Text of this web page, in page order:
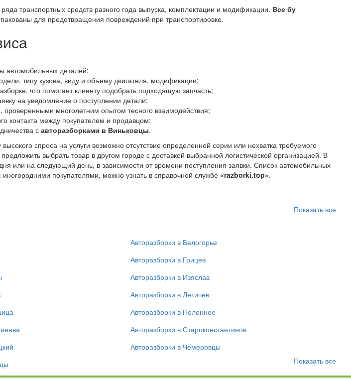
транспортных средств разного года выпуска, комплектации и модификации. Все бу
для предотвращения повреждений при транспортировке.
автомобильных деталей;
типу кузова, виду и объему двигателя, модификации;
что помогает клиенту подобрать подходящую запчасть;
на уведомление о поступлении детали;
многолетним опытом тесного взаимодействия;
контакта между покупателем и продавцом;
савторазборками в Виньковцы.
спроса на услуги возможно отсутствие определенной серии или нехватка требуемого
выбрать товар в другом городе с доставкой выбранной логистической организацией. В
или на следующий день, в зависимости от времени поступления заявки. Список автомобильных
покупателями, можно узнать в справочной службе «razborki.top».
Показать все
Авторазборки в Белогорье
Авторазборки в Грицев
Авторазборки в Изяслав
Авторазборки в Летичев
Авторазборки в Полонное
Авторазборки в Староконстантинов
Авторазборки в Чемеровцы
Показать все